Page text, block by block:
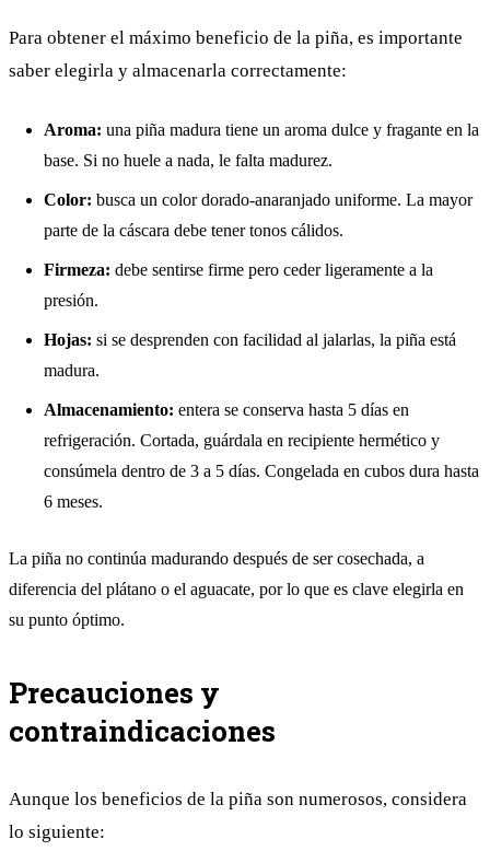
Para obtener el máximo beneficio de la piña, es importante
saber elegirla y almacenarla correctamente:
Aroma: una piña madura tiene un aroma dulce y fragante en la
base. Si no huele a nada, le falta madurez.
Color: busca un color dorado-anaranjado uniforme. La mayor
parte de la cáscara debe tener tonos cálidos.
Firmeza: debe sentirse firme pero ceder ligeramente a la
presión.
Hojas: si se desprenden con facilidad al jalarlas, la piña está
madura.
Almacenamiento: entera se conserva hasta 5 días en
refrigeración. Cortada, guárdala en recipiente hermético y
consúmela dentro de 3 a 5 días. Congelada en cubos dura hasta
6 meses.
La piña no continúa madurando después de ser cosechada, a
diferencia del plátano o el aguacate, por lo que es clave elegirla en
su punto óptimo.
Precauciones y
contraindicaciones
Aunque los beneficios de la piña son numerosos, considera
lo siguiente: